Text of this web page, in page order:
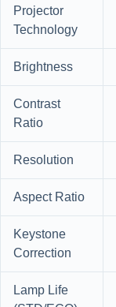
Projector
Technology
Brightness
Contrast
Ratio
Resolution
Aspect Ratio
Keystone
Correction
Lamp Life